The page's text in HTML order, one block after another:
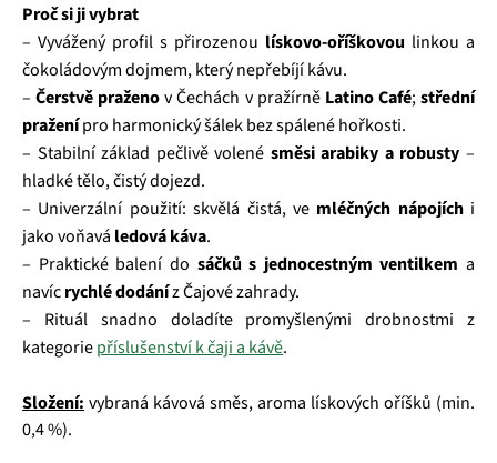
Proč si ji vybrat
– Vyvážený profil s přirozenou lískovo‑oříškovou linkou a
čokoládovým dojmem, který nepřebíjí kávu.
–Čerstvě praženov Čechách v pražírně Latino Café;střední
praženípro harmonický šálek bez spálené hořkosti.
– Stabilní základ pečlivě volené směsi arabiky a robusty –
hladké tělo, čistý dojezd.
– Univerzální použití: skvělá čistá, ve mléčných nápojíchi
jako voňavá ledová káva.
– Praktické balení do sáčků s jednocestným ventilkem a
navícrychlé dodáníz Čajové zahrady.
– Rituál snadno doladíte promyšlenými drobnostmi z
kategoriepříslušenství k čaji a kávě.
Složení: vybraná kávová směs, aroma lískových oříšků (min.
0,4 %).